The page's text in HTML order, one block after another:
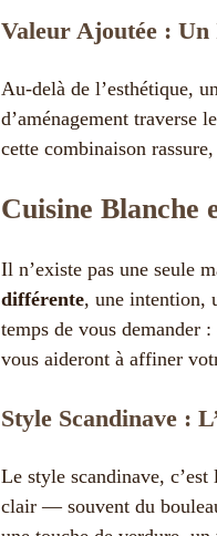
Valeur Ajoutée : Un
Au-delà de l’esthétique,
d’aménagement traverse
cette combinaison
Cuisine Blanche
Il n’existe pas une seule
différente, une intention,
temps de vous demander
vous aideront à affiner
Style Scandinave :
Le style scandinave, c’est
clair — souvent du